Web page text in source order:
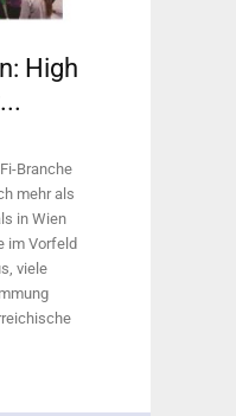
High
Branche
mehr als
in Wien
im Vorfeld
viele